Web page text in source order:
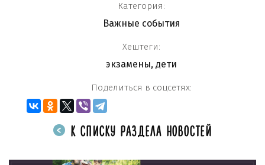
Категория:
Важные события
Хештеги:
экзамены, дети
Поделиться в соцсетях:
К СПИСКУ РАЗДЕЛА НОВОСТЕЙ